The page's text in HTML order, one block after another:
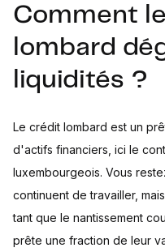
Comment
lombard
liquidités ?
Le crédit lombard est un
d'actifs financiers, ici le
luxembourgeois. Vous
continuent de travailler,
tant que le nantissement
prête une fraction de leur